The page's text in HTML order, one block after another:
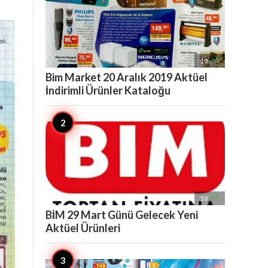
10 
Bim Market 20 Aralık 2019 Aktüel
İndirimli Ürünler Kataloğu
10 
BİM 29 Mart Günü Gelecek Yeni
Aktüel Ürünleri